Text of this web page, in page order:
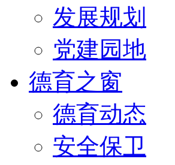
发展规划
党建园地
德育之窗
德育动态
安全保卫